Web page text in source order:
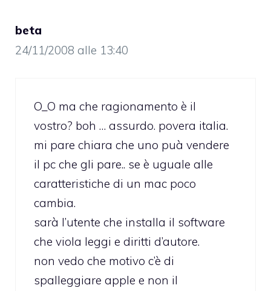
beta
24/11/2008 alle 13:40
O_O ma che ragionamento è il
vostro? boh … assurdo. povera italia.
mi pare chiara che uno puà vendere
il pc che gli pare.. se è uguale alle
caratteristiche di un mac poco
cambia.
sarà l’utente che installa il software
che viola leggi e diritti d’autore.
non vedo che motivo c’è di
spalleggiare apple e non il